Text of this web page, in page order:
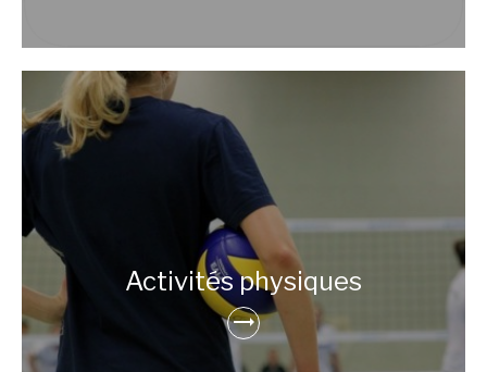
Activités physiques